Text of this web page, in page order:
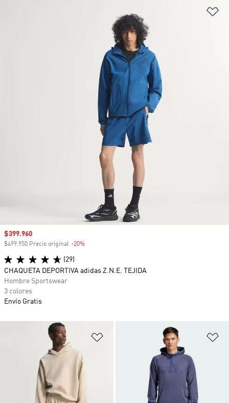
Añadir a la lista de deseos
Precio de venta
$399.960
$499.950 Precio original -20%
(29)
CHAQUETA DEPORTIVA adidas Z.N.E. TEJIDA
Hombre Sportswear
3 colores
Envío Gratis